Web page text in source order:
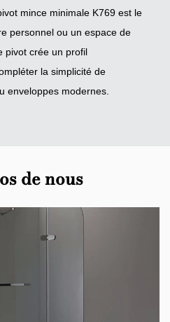
mince minimale K769 est le
personnel ou un espace de
pivot crée un profil
la simplicité de
enveloppes modernes.
de nous